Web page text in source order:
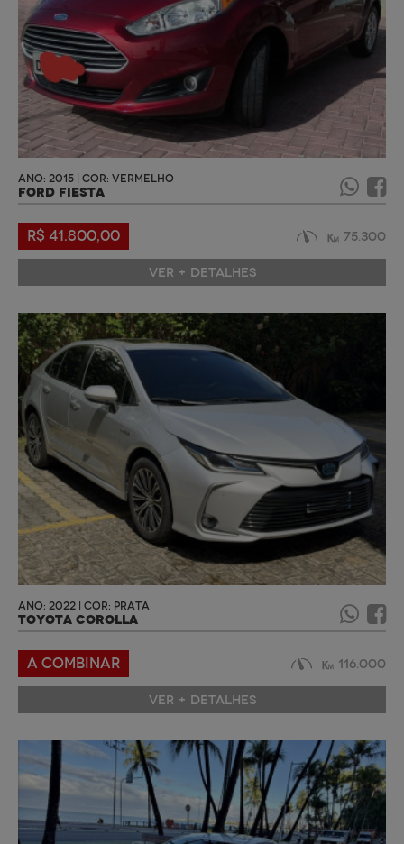
ANO: 2015 | COR: VERMELHO
FORD FIESTA
R$ 41.800,00 75.300
VER + DETALHES
ANO: 2022 | COR: PRATA
TOYOTA COROLLA
A COMBINAR 116.000
VER + DETALHES